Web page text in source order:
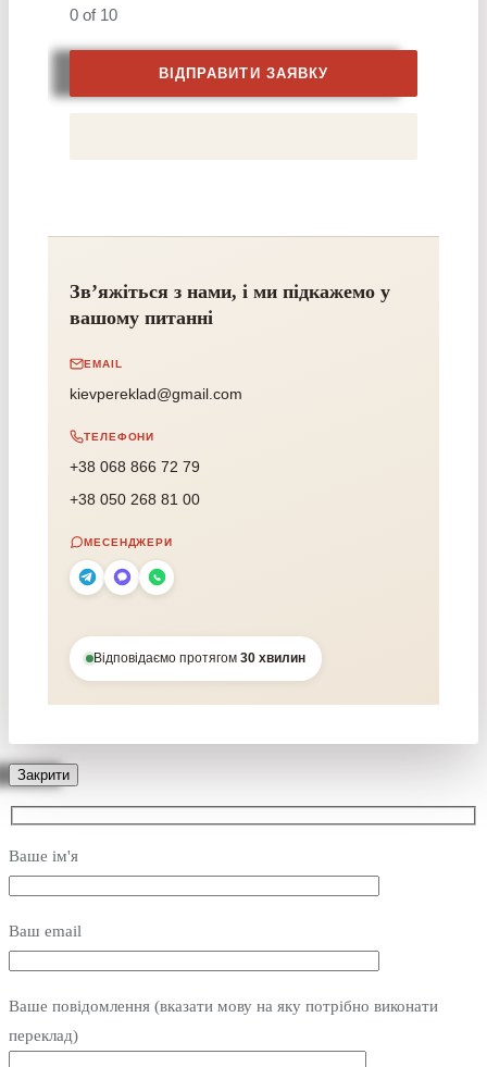
0 of 10
Зв’яжіться з нами, і ми підкажемо у
вашому питанні
EMAIL
kievpereklad@gmail.com
ТЕЛЕФОНИ
+38 068 866 72 79
+38 050 268 81 00
МЕСЕНДЖЕРИ
Відповідаємо протягом 30 хвилин
Закрити
Ваше ім'я
Ваш email
Ваше повідомлення (вказати мову на яку потрібно виконати
переклад)